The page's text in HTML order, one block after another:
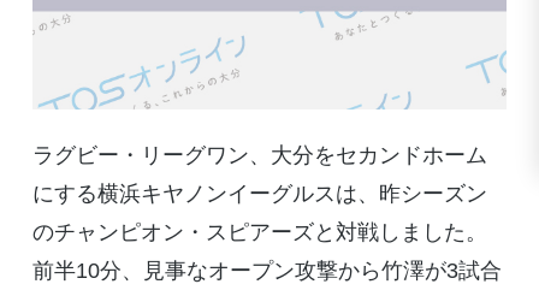
ラグビー・リーグワン、大分をセカンドホーム
にする横浜キヤノンイーグルスは、昨シーズン
のチャンピオン・スピアーズと対戦しました。
前半10分、見事なオープン攻撃から竹澤が3試合